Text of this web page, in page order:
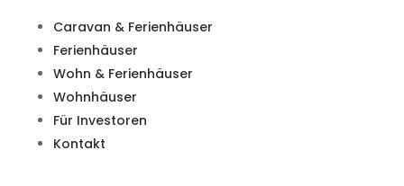
Caravan & Ferienhäuser
Ferienhäuser
Wohn & Ferienhäuser
Wohnhäuser
Für Investoren
Kontakt